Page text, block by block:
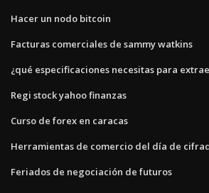
Hacer un nodo bitcoin
Facturas comerciales de sammy watkins
¿qué especificaciones necesitas para
Regi stock yahoo finanzas
Curso de forex en caracas
Herramientas de comercio del día de
Feriados de negociación de futuros